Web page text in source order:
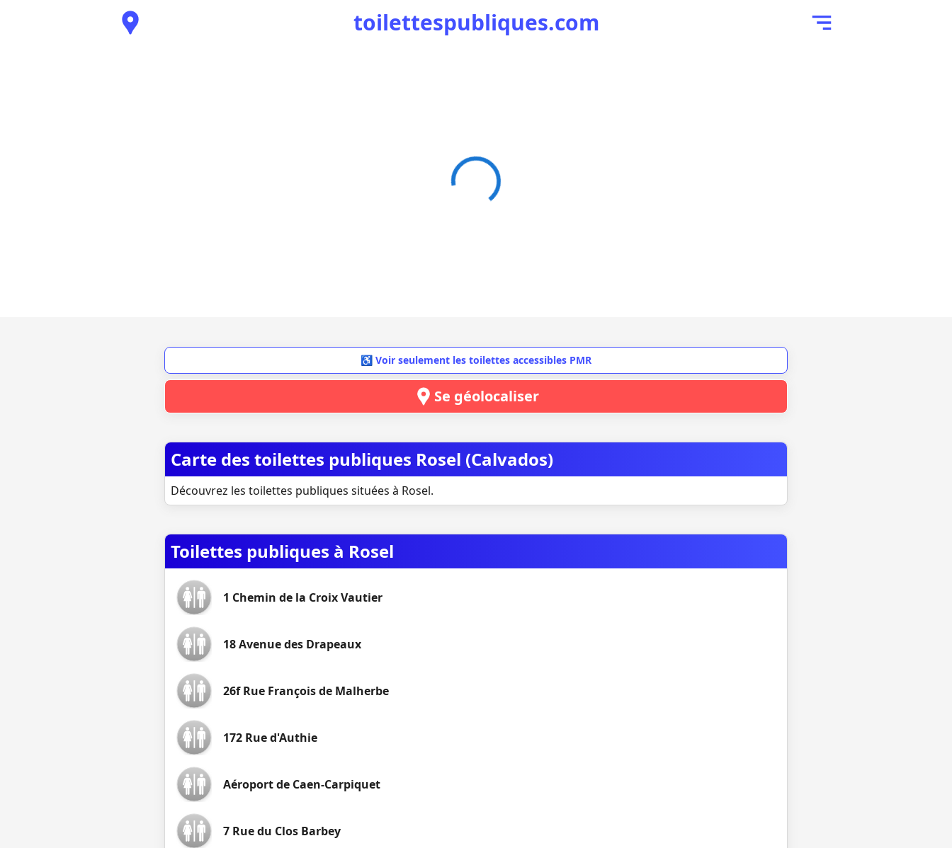
toilettespubliques.com
♿ Voir seulement les toilettes accessibles PMR
Se géolocaliser
Carte des toilettes publiques Rosel (Calvados)
Découvrez les toilettes publiques situées à Rosel.
Toilettes publiques à Rosel
1 Chemin de la Croix Vautier
18 Avenue des Drapeaux
26f Rue François de Malherbe
172 Rue d'Authie
Aéroport de Caen-Carpiquet
7 Rue du Clos Barbey